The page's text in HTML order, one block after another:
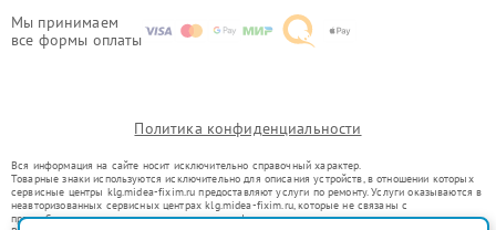
Мы принимаем
все формы оплаты
Политика конфиденциальности
Вся информация на сайте носит исключительно справочный характер.
Товарные знаки используются исключительно для описания устройств, в отношении которых
сервисные центры klg.midea-fixim.ru предоставляют услуги по ремонту. Услуги оказываются в
неавторизованных сервисных центрах klg.midea-fixim.ru, которые не связаны с
правообладателями товарных знаков или их официальными представителями.